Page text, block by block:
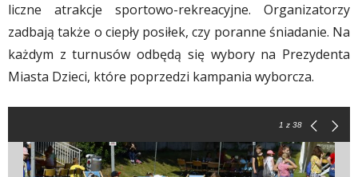
liczne atrakcje sportowo-rekreacyjne. Organizatorzy
zadbają także o ciepły posiłek, czy poranne śniadanie. Na
każdym z turnusów odbędą się wybory na Prezydenta
Miasta Dzieci, które poprzedzi kampania wyborcza.
1 z 38